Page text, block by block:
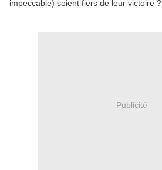
impeccable) soient fiers de leur victoire ?
Publicité